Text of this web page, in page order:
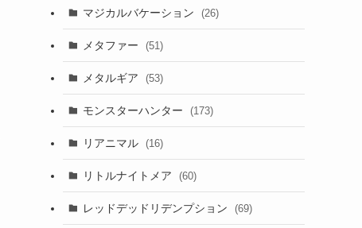
マジカルバケーション (26)
メタファー (51)
メタルギア (53)
モンスターハンター (173)
リアニマル (16)
リトルナイトメア (60)
レッドデッドリデンプション (69)